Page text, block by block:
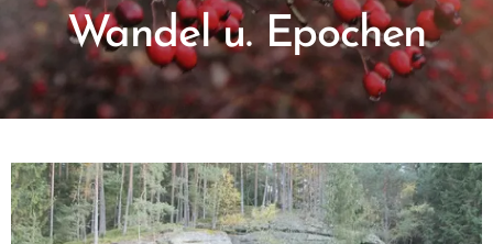
Wandel u. Epochen